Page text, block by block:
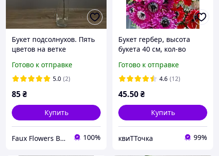
Букет подсолнухов. Пять
цветов на ветке
Готово к отправке
5.0 (2)
85₴
Купить
Faux Flowers Boutique 100%
Букет гербер, высота
букета 40 см, кол-во
декор, ОТПРАВКА БЕЗ
ВЫБОРА ЦВЕТА,
Готово к отправке
4.6 (12)
45.50₴
Купить
квиТТочка 99%